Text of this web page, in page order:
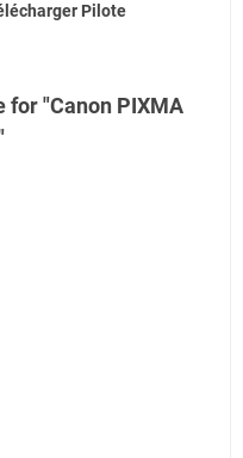
Pilote
"Canon PIXMA